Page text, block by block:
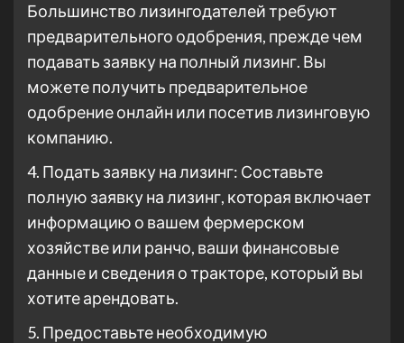
Большинство лизингодателей требуют
предварительного одобрения, прежде чем
подавать заявку на полный лизинг. Вы
можете получить предварительное
одобрение онлайн или посетив лизинговую
компанию.
4. Подать заявку на лизинг: Составьте
полную заявку на лизинг, которая включает
информацию о вашем фермерском
хозяйстве или ранчо, ваши финансовые
данные и сведения о тракторе, который вы
хотите арендовать.
5. Предоставьте необходимую